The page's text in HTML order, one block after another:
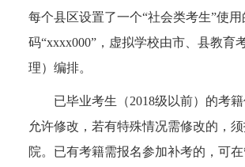
每个县区设置了一个“社会类考生”使
码“xxxx000”，虚拟学校由市、县教育
理）编排。
已毕业考生（2018级以前）的考
允许修改，若有特殊情况需修改的，
院。已有考籍需报名参加补考的，可